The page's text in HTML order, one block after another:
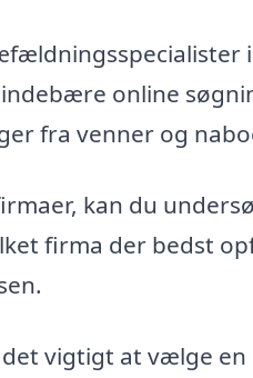
online
fra venner og
kan du
firma der bedst
vigtigt at vælge